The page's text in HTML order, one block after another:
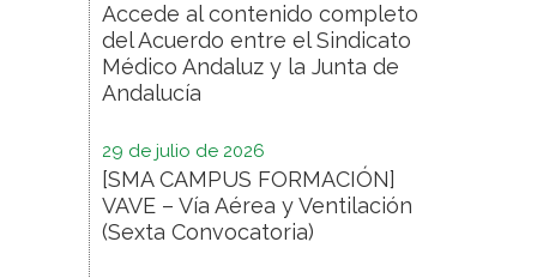
Accede al contenido completo
del Acuerdo entre el Sindicato
Médico Andaluz y la Junta de
Andalucía
29 de julio de 2026
[SMA CAMPUS FORMACIÓN]
VAVE – Vía Aérea y Ventilación
(Sexta Convocatoria)